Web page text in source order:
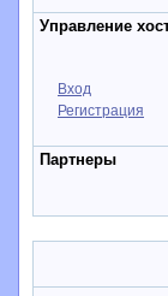
Управление
Вход
Регистрация
Партнеры